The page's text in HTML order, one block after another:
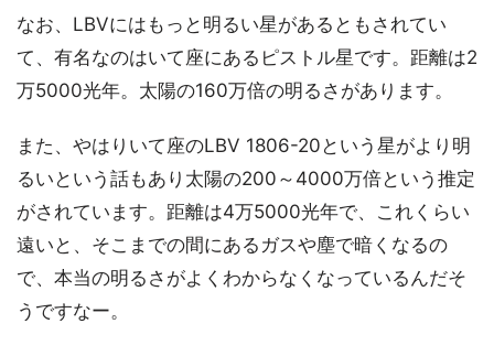
なお、LBVにはもっと明るい星があるともされてい
て、有名なのはいて座にあるピストル星です。距離は2
万5000光年。太陽の160万倍の明るさがあります。
また、やはりいて座のLBV 1806-20という星がより明
るいという話もあり太陽の200～4000万倍という推定
がされています。距離は4万5000光年で、これくらい
遠いと、そこまでの間にあるガスや塵で暗くなるの
で、本当の明るさがよくわからなくなっているんだそ
うですなー。